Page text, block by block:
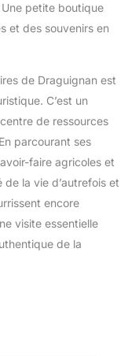
petite boutique
et des souvenirs en
de Draguignan est
C’est un
de ressources
parcourant ses
faire agricoles et
de la vie d’autrefois et
encore
visite essentielle
de la